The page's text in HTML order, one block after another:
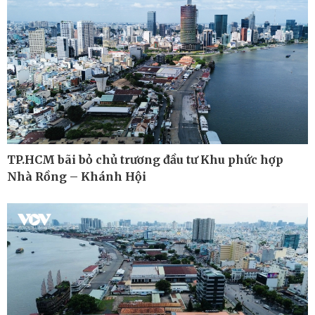
Ô tô - Xe máy
Ô tô
Tư vấn
Doanh nghiệp
Thông tin doanh nghiệp
Doanh nhân
TP.HCM bãi bỏ chủ trương đầu tư Khu phức hợp
Nhà Rồng – Khánh Hội